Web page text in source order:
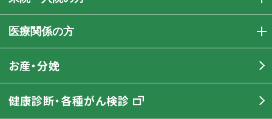
医療関係の方
お産・分娩
健康診断・各種がん検診